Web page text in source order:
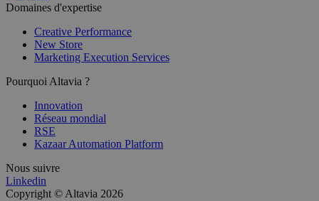
Domaines d'expertise
Creative Performance
New Store
Marketing Execution Services
Pourquoi Altavia ?
Innovation
Réseau mondial
RSE
Kazaar Automation Platform
Nous suivre
Linkedin
Copyright © Altavia 2026